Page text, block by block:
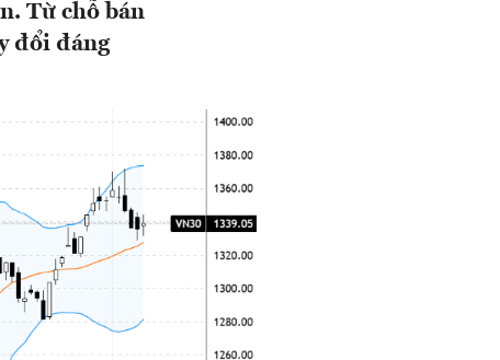
Từ chỗ bán
đổi đáng